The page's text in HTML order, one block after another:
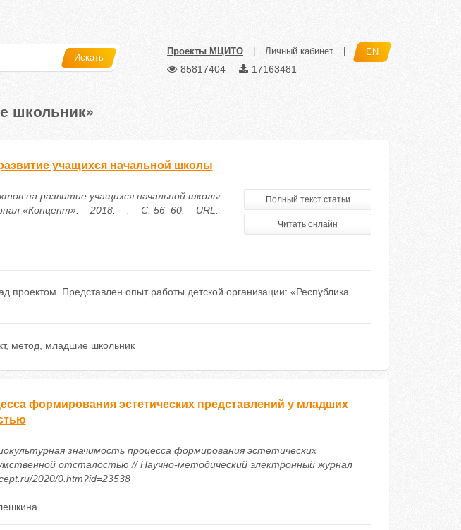
Искать
Проекты МЦИТО Личный кабинет EN
85817404 17163481
школьник»
учащихся начальной школы
на развитие учащихся начальной школы
«Концепт». – 2018. – . – С. 56–60. – URL:
Полный текст статьи
Читать онлайн
проектом. Представлен опыт работы детской организации: «Республика
, метод младшие школьник
формирования эстетических представлений у младших
значимость процесса формирования эстетических
отсталостью // Научно-методический электронный журнал
2020/0.htm?id=23538